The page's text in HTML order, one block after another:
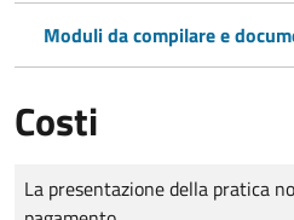
Moduli da compilare e
Costi
Tipo di pagamento
Importo
La presentazione della pratica